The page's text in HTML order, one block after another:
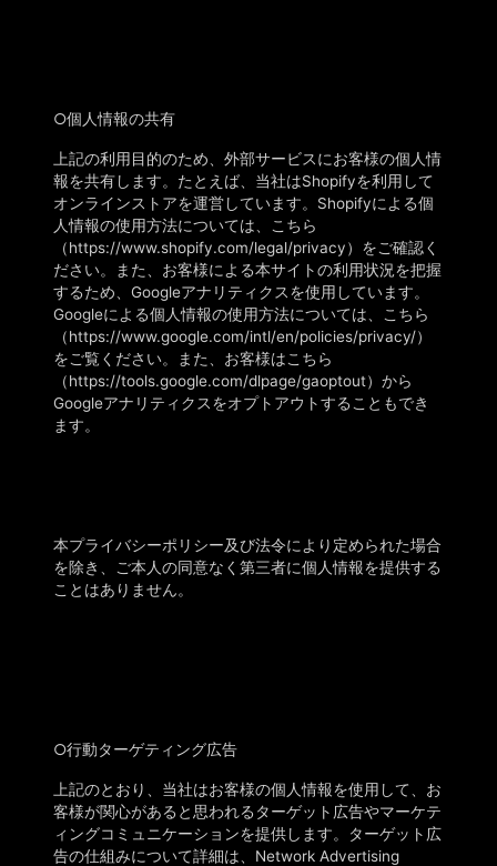
○個人情報の共有
上記の利用目的のため、外部サービスにお客様の個人情
報を共有します。たとえば、当社はShopifyを利用して
オンラインストアを運営しています。Shopifyによる個
人情報の使用方法については、こちら
（https://www.shopify.com/legal/privacy）をご確認く
ださい。また、お客様による本サイトの利用状況を把握
するため、Googleアナリティクスを使用しています。
Googleによる個人情報の使用方法については、こちら
（https://www.google.com/intl/en/policies/privacy/）
をご覧ください。また、お客様はこちら
（https://tools.google.com/dlpage/gaoptout）から
Googleアナリティクスをオプトアウトすることもでき
ます。
本プライバシーポリシー及び法令により定められた場合
を除き、ご本人の同意なく第三者に個人情報を提供する
ことはありません。
○行動ターゲティング広告
上記のとおり
、当社はお客様の個人情報を使用して、お
客様が関心があると思われるターゲット広告やマーケテ
ィングコミュニケーションを提供します。ターゲット広
告の仕組みについて詳細は、 Network Advertising